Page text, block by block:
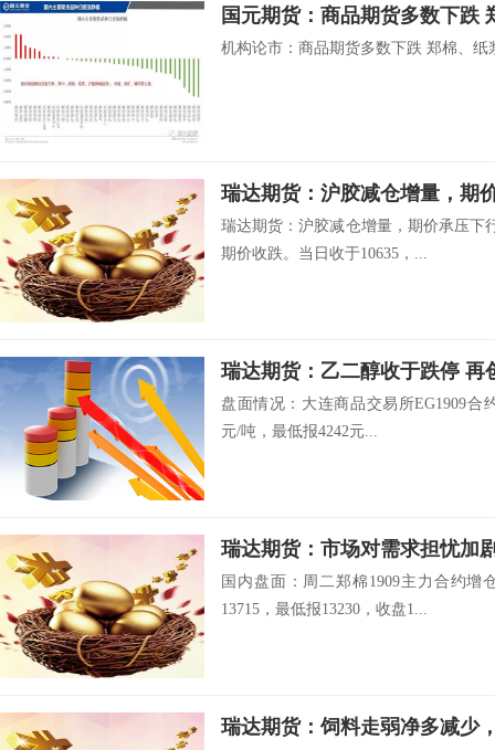
国元期货：商品期货多数下跌
机构论市：商品期货多数下跌 郑棉、纸
瑞达期货：沪胶减仓增量，期
瑞达期货：沪胶减仓增量，期价承压下
期价收跌。当日收于10635，...
瑞达期货：乙二醇收于跌停 再
盘面情况：大连商品交易所EG1909合
元/吨，最低报4242元...
瑞达期货：市场对需求担忧加
国内盘面：周二郑棉1909主力合约增
13715，最低报13230，收盘1...
瑞达期货：饲料走弱净多减少